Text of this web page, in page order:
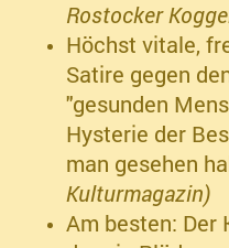
Rostocker
Höchst vitale,
Satire gegen
"gesunden
Hysterie der
man gesehen
Kulturmagazin)
Am besten: Der